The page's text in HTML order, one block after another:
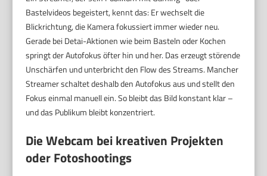
Bastelvideos begeistert, kennt das: Er wechselt die
Blickrichtung, die Kamera fokussiert immer wieder neu.
Gerade bei Detai-Aktionen wie beim Basteln oder Kochen
springt der Autofokus öfter hin und her. Das erzeugt störende
Unschärfen und unterbricht den Flow des Streams. Mancher
Streamer schaltet deshalb den Autofokus aus und stellt den
Fokus einmal manuell ein. So bleibt das Bild konstant klar –
und das Publikum bleibt konzentriert.
Die Webcam bei kreativen Projekten
oder Fotoshootings